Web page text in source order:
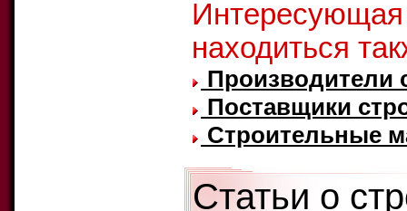
находиться
Производители
Поставщики
Строительные
Статьи о